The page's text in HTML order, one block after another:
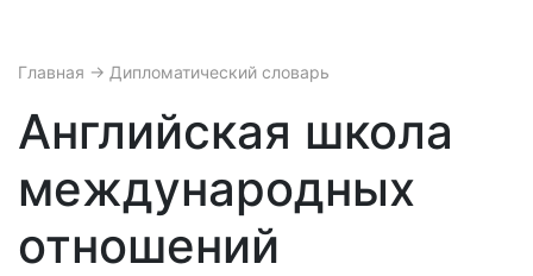
Главная → Дипломатический словарь
Английская школа
международных
отношений